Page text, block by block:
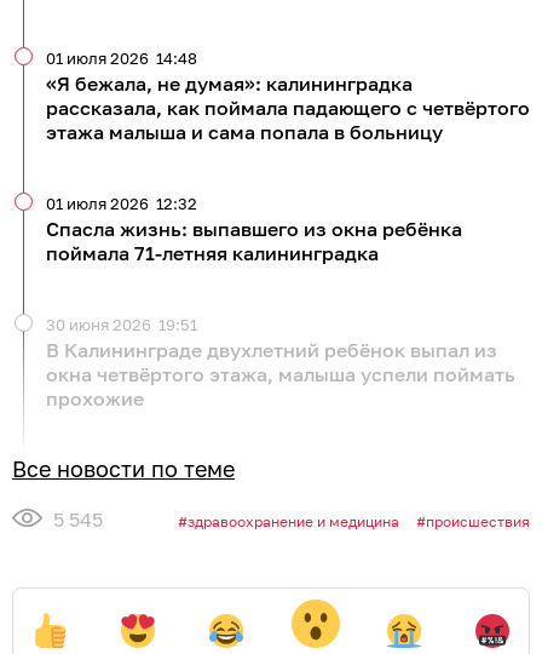
«Я бежала, не думая»: калининградка
рассказала, как поймала падающего с четвёртого
этажа малыша и сама попала в больницу
01 июля 2026 14:48
Спасла жизнь: выпавшего из окна ребёнка
поймала 71‑летняя калининградка
01 июля 2026 12:32
В Калининграде двухлетний ребёнок выпал из
окна четвёртого этажа, малыша успели поймать
прохожие
30 июня 2026 19:51
Все новости по теме
5 545 здравоохранение и медицина происшествия